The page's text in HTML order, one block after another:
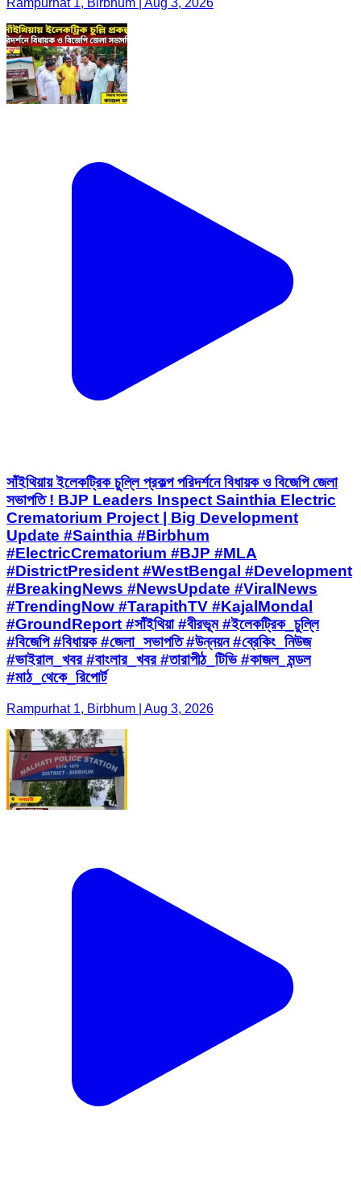
Rampurhat 1, Birbhum | Aug 3, 2026
সাঁইথিয়ায় ইলেকট্রিক চুল্লি প্রকল্প পরিদর্শনে বিধায়ক ও বিজেপি জেলা
সভাপতি ! BJP Leaders Inspect Sainthia Electric
Crematorium Project | Big Development
Update #Sainthia #Birbhum
#ElectricCrematorium #BJP #MLA
#DistrictPresident #WestBengal #Development
#BreakingNews #NewsUpdate #ViralNews
#TrendingNow #TarapithTV #KajalMondal
#GroundReport #সাঁইথিয়া #বীরভূম #ইলেকট্রিক_চুল্লি
#বিজেপি #বিধায়ক #জেলা_সভাপতি #উন্নয়ন #ব্রেকিং_নিউজ
#ভাইরাল_খবর #বাংলার_খবর #তারাপীঠ_টিভি #কাজল_মন্ডল
#মাঠ_থেকে_রিপোর্ট
Rampurhat 1, Birbhum | Aug 3, 2026